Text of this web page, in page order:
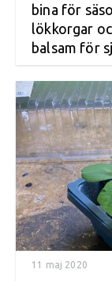
bina för
lökkorgar
balsam för
11 maj 2020